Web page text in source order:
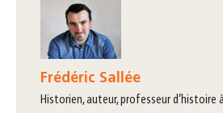
Frédéric Sallée
historien, auteur, professeur d’histoire